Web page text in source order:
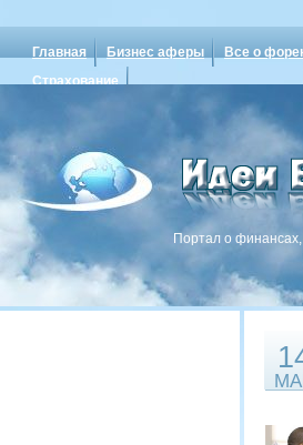
Главная Бизнес аферы Все о
Страхование
Портал о